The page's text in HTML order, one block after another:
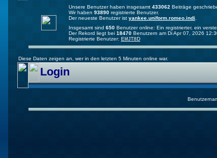
Unsere Benutzer haben insgesamt 433062 Beiträge
Wir haben 93890 registrierte Benutzer.
Der neueste Benutzer ist yankee.uniform.romeo.indi
Insgesamt sind 650 Benutzer online: Ein registrierter, ein
Der Rekord liegt bei 18470 Benutzern am Di Apr 07, 2026
Registrierte Benutzer: ElifJT8D
Diese Daten zeigen an, wer in den letzten 5 Minuten online war.
Login